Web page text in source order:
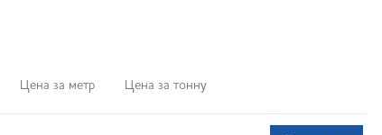
Цена за метр Цена за тонну